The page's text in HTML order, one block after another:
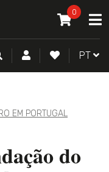
0
O MEU
ITEM(S) -
PESQUISACONTA DEFAZER
PT
EM PORTUGAL
do